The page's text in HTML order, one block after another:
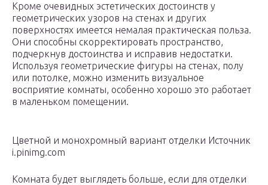
Кроме очевидных эстетических достоинств у
геометрических узоров на стенах и других
поверхностях имеется немалая практическая польза.
Они способны скорректировать пространство,
подчеркнув достоинства и исправив недостатки.
Используя геометрические фигуры на стенах, полу
или потолке, можно изменить визуальное
восприятие комнаты, особенно хорошо это работает
в маленьком помещении.
Цветной и монохромный вариант отделки Источник
i.pinimg.com
Комната будет выглядеть больше, если для отделки